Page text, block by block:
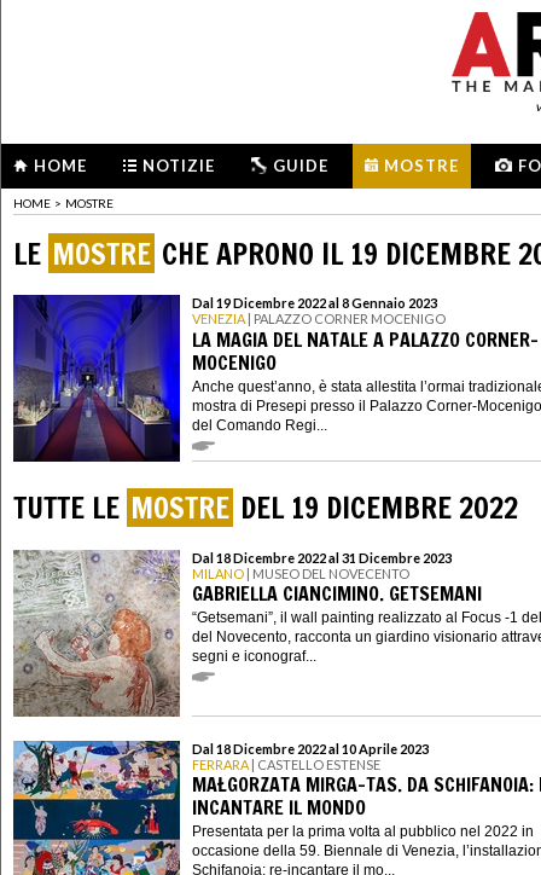
HOME NOTIZIE GUIDE MOSTRE
HOME > MOSTRE
LE MOSTRE CHE APRONO IL 19 DICEMBRE
Dal 19 Dicembre 2022 al 8 Gennaio 2023
VENEZIA | PALAZZO CORNER MOCENIGO
LA MAGIA DEL NATALE A PALAZZO CORNER-
MOCENIGO
Anche quest’anno, è stata allestita l’ormai
mostra di Presepi presso il Palazzo Corner-
del Comando Regi...
TUTTE LE MOSTRE DEL 19 DICEMBRE 2022
Dal 18 Dicembre 2022 al 31 Dicembre 2023
MILANO | MUSEO DEL NOVECENTO
GABRIELLA CIANCIMINO. GETSEMANI
“Getsemani”, il wall painting realizzato al Focus -1
del Novecento, racconta un giardino visionario
segni e iconograf...
Dal 18 Dicembre 2022 al 10 Aprile 2023
FERRARA | CASTELLO ESTENSE
MAŁGORZATA MIRGA-TAS. DA SCHIFANOIA:
INCANTARE IL MONDO
Presentata per la prima volta al pubblico nel 2022 in
occasione della 59. Biennale di Venezia,
Schifanoia: re-incantare il mo...